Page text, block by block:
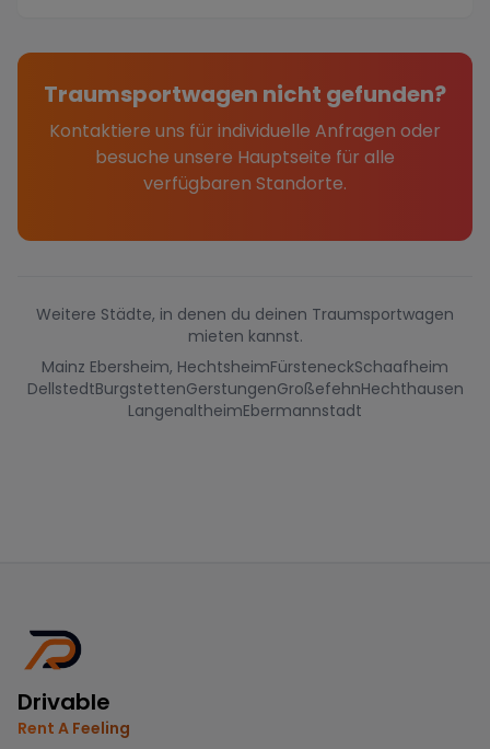
Traumsportwagen nicht gefunden?
Kontaktiere uns für individuelle Anfragen oder
besuche unsere Hauptseite für alle
verfügbaren Standorte.
Weitere Städte, in denen du deinen Traumsportwagen
mieten kannst.
Mainz Ebersheim, HechtsheimFürsteneckSchaafheim
DellstedtBurgstettenGerstungenGroßefehnHechthausen
LangenaltheimEbermannstadt
Drivable
Rent A Feeling